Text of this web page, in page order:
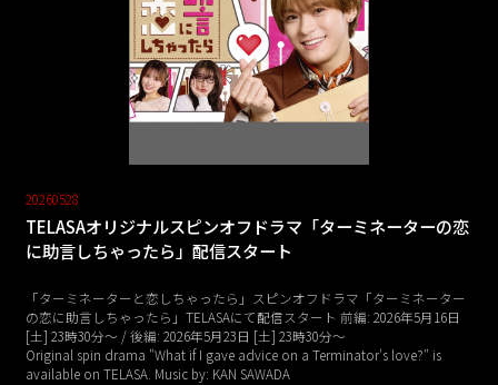
20260528
TELASAオリジナルスピンオフドラマ「ターミネーターの恋
に助言しちゃったら」配信スタート
「ターミネーターと恋しちゃったら」スピンオフドラマ「ターミネーター
の恋に助言しちゃったら」TELASAにて配信スタート 前編: 2026年5月16日
[土] 23時30分〜 / 後編: 2026年5月23日 [土] 23時30分～
Original spin drama "What if I gave advice on a Terminator's love?" is
available on TELASA. Music by: KAN SAWADA